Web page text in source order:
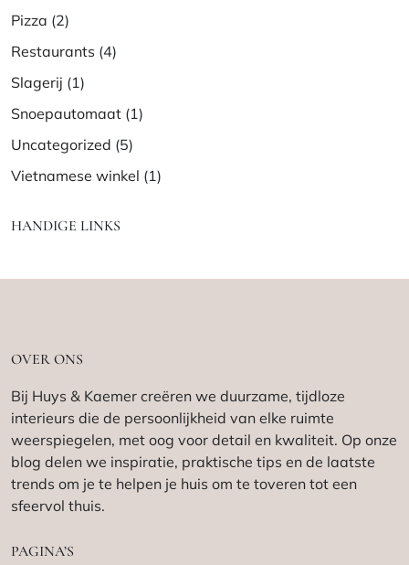
Pizza (2)
Restaurants (4)
Slagerij (1)
Snoepautomaat (1)
Uncategorized (5)
Vietnamese winkel (1)
HANDIGE LINKS
OVER ONS
Bij Huys & Kaemer creëren we duurzame, tijdloze
interieurs die de persoonlijkheid van elke ruimte
weerspiegelen, met oog voor detail en kwaliteit. Op onze
blog delen we inspiratie, praktische tips en de laatste
trends om je te helpen je huis om te toveren tot een
sfeervol thuis.
PAGINA’S